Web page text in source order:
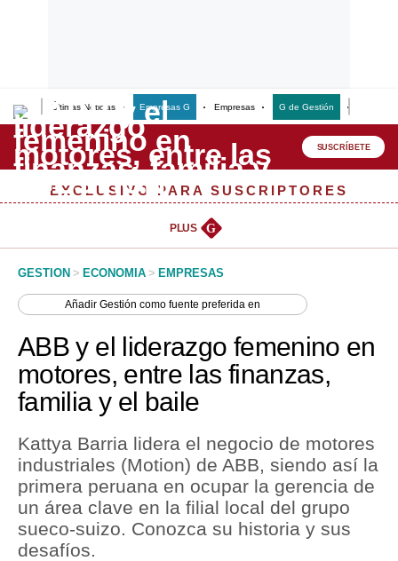
Últimas Noticias Empresas G Empresas G de Gestión
Lo último
Peru Quiosco
Management & Empleo
Perú
Política
Finanzas Personales
Inmobiliarias
Plus G
SUSCRÍBETE
EXCLUSIVO PARA SUSCRIPTORES
PLUS G
GESTION > ECONOMIA > EMPRESAS
AñadirGestión como fuente preferida en
ABB y el liderazgo femenino en
motores, entre las finanzas,
familia y el baile
Kattya Barria lidera el negocio de motores
industriales (Motion) de ABB, siendo así la
primera peruana en ocupar la gerencia de
un área clave en la filial local del grupo
sueco-suizo. Conozca su historia y sus
desafíos.